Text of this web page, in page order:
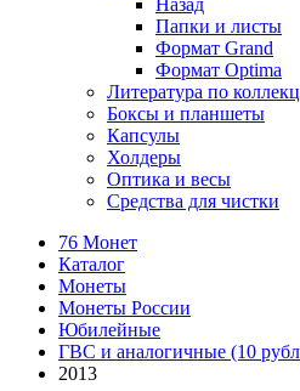
Назад
Папки и листы
Формат Grand
Формат Optima
Литература по
Боксы и планшеты
Капсулы
Холдеры
Оптика и весы
Средства для чистки
76 Монет
Каталог
Монеты
Монеты России
Юбилейные
ГВС и аналогичные (10
2013